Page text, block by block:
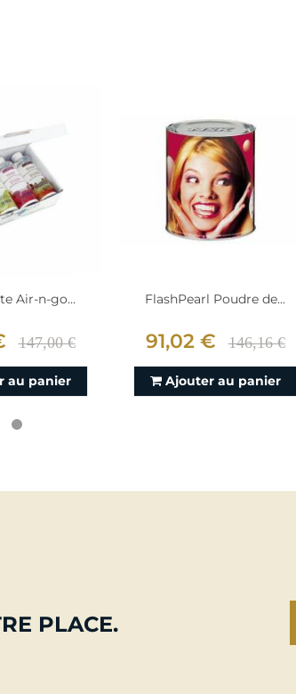
Air-n-go...
147,00 €
au panier
FlashPearl Poudre de...
91,02 € 146,16 €
Ajouter au panier
PLACE.